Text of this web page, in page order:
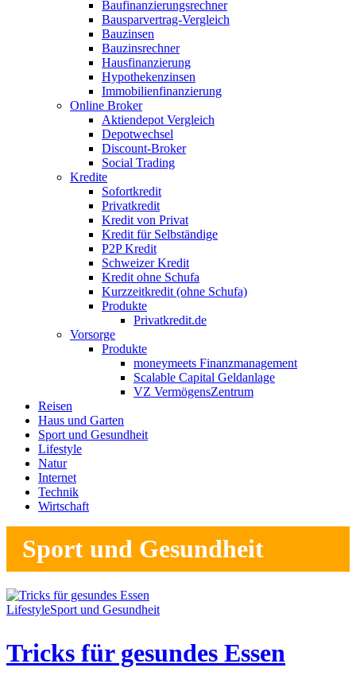
Baufinanzierungsrechner
Bausparvertrag-Vergleich
Bauzinsen
Bauzinsrechner
Hausfinanzierung
Hypothekenzinsen
Immobilienfinanzierung
Online Broker
Aktiendepot Vergleich
Depotwechsel
Discount-Broker
Social Trading
Kredite
Sofortkredit
Privatkredit
Kredit von Privat
Kredit für Selbständige
P2P Kredit
Schweizer Kredit
Kredit ohne Schufa
Kurzzeitkredit (ohne Schufa)
Produkte
Privatkredit.de
Vorsorge
Produkte
moneymeets Finanzmanagement
Scalable Capital Geldanlage
VZ VermögensZentrum
Reisen
Haus und Garten
Sport und Gesundheit
Lifestyle
Natur
Internet
Technik
Wirtschaft
Sport und Gesundheit
LifestyleSport und Gesundheit
Tricks für gesundes Essen